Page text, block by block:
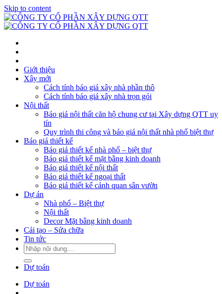
Skip to content
Giới thiệu
Xây mới
Cách tính báo giá xây nhà phần thô
Cách tính báo giá xây nhà trọn gói
Nội thất
Báo giá nội thất căn hộ chung cư tại Xây dựng QTT uy
tín
Quy trình thi công và báo giá nội thất nhà phố biệt thự
Báo giá thiết kế
Báo giá thiết kế nhà phố – biệt thự
Báo giá thiết kế mặt bằng kinh doanh
Báo giá thiết kế nội thất
Báo giá thiết kế ngoại thất
Báo giá thiết kế cảnh quan sân vườn
Dự án
Nhà phố – Biệt thự
Nội thất
Decor Mặt bằng kinh doanh
Cải tạo – Sửa chữa
Tin tức
Dự toán
Dự toán